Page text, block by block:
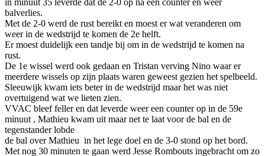
in minuut 35 leverde dat de 2-0 op na een counter en weer
balverlies.
Met de 2-0 werd de rust bereikt en moest er wat veranderen om
weer in de wedstrijd te komen de 2e helft.
Er moest duidelijk een tandje bij om in de wedstrijd te komen na
rust.
De 1e wissel werd ook gedaan en Tristan verving Nino waar er
meerdere wissels op zijn plaats waren geweest gezien het spelbeeld.
Sleeuwijk kwam iets beter in de wedstrijd maar het was niet
overtuigend wat we lieten zien.
VVAC bleef feller en dat leverde weer een counter op in de 59e
minuut , Mathieu kwam uit maar net te laat voor de bal en de
tegenstander lobde
de bal over Mathieu in het lege doel en de 3-0 stond op het bord.
Met nog 30 minuten te gaan werd Jesse Rombouts ingebracht om zo